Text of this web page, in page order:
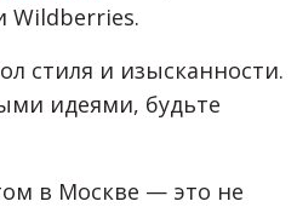
Wildberries.
стиля и изысканности.
идеями, будьте
в Москве — это не